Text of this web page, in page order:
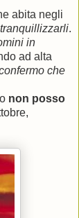
abita negli
tranquillizzarli.
in
ad alta
che
non posso